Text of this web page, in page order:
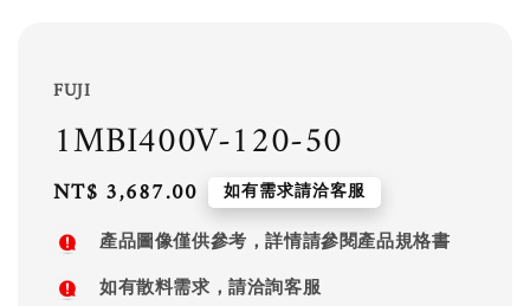
FUJI
1MBI400V-120-50
Regular
price
NT$ 3,687.00 如有需求請洽客服
產品圖像僅供參考，詳情請參閱產品規格書
如有散料需求，請洽詢客服